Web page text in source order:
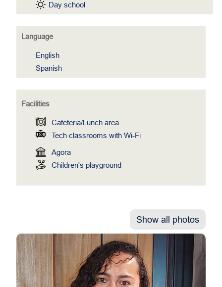
Day school
Language
English
Spanish
Facilities
Cafeteria/Lunch area
Tech classrooms with Wi-Fi
Agora
Children's playground
Show all photos